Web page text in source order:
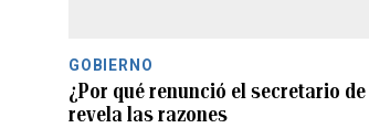
GOBIERNO
¿Por qué renunció el secretario
revela las razones